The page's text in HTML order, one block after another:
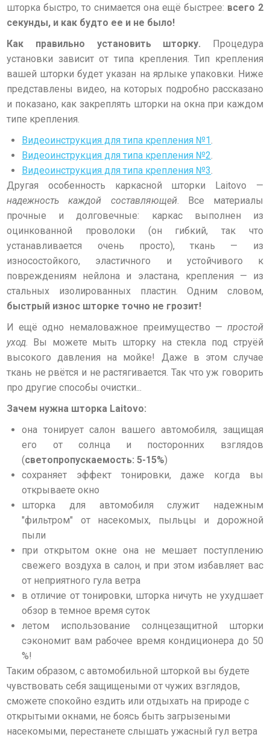
шторка быстро, то снимается она ещё быстрее: всего 2
секунды, и как будто ее и не было!
Как правильно установить шторку. Процедура
установки зависит от типа крепления. Тип крепления
вашей шторки будет указан на ярлыке упаковки. Ниже
представлены видео, на которых подробно рассказано
и показано, как закреплять шторки на окна при каждом
типе крепления.
Видеоинструкция для типа крепления №1
Видеоинструкция для типа крепления №2
Видеоинструкция для типа крепления №3
Другая особенность каркасной шторки Laitovo —
надежность каждой составляющей. Все материалы
прочные и долговечные: каркас выполнен из
оцинкованной проволоки (он гибкий, так что
устанавливается очень просто), ткань — из
износостойкого, эластичного и устойчивого к
повреждениям нейлона и эластана, крепления — из
стальных изолированных пластин. Одним словом,
быстрый износ шторке точно не грозит!
И ещё одно немаловажное преимущество — простой
уход . Вы можете мыть шторку на стекла под струёй
высокого давления на мойке! Даже в этом случае
ткань не рвётся и не растягивается. Так что уж говорить
про другие способы очистки...
Зачем нужна шторка Laitovo:
она тонирует салон вашего автомобиля, защищая
его от солнца и посторонних взглядов
(светопропускаемость: 5-15%)
сохраняет эффект тонировки, даже когда вы
открываете окно
шторка для автомобиля служит надежным
"фильтром" от насекомых, пыльцы и дорожной
пыли
при открытом окне она не мешает поступлению
свежего воздуха в салон, и при этом избавляет вас
от неприятного гула ветра
в отличие от тонировки, шторка ничуть не ухудшает
обзор в темное время суток
летом использование солнцезащитной шторки
сэкономит вам рабочее время кондиционера до 50
%!
Таким образом, с автомобильной шторкой вы будете
чувствовать себя защищеными от чужих взглядов,
сможете спокойно ездить или отдыхать на природе с
открытыми окнами, не боясь быть загрызеными
насекомыми, перестанете слышать ужасный гул ветра